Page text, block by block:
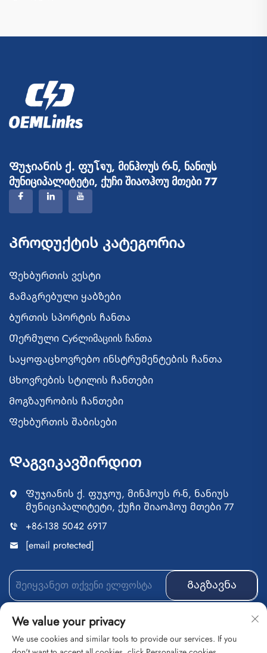
Ფუჯიანის ქ. ფუโจუ, მინჰოუს რ-ნ, ნანიუს
მუნიციპალიტეტი, ქუჩი შიაოჰოუ მთები 77
Პროდუქტის Კატეგორია
Ფეხბურთის ვესტი
Გამაგრებული ყაბზები
Ბურთის სპორტის ჩანთა
Თერმული Субლიმაციის ჩანთა
Საყოფაცხოვრებო ინსტრუმენტების ჩანთა
Ცხოვრების სტილის ჩანთები
Მოგზაურობის ჩანთები
Ფეხბურთის შაბისები
Დაგვიკავშირდით
Ფუჯიანის ქ. ფუჯოუ, მინჰოუს რ-ნ, ნანიუს
მუნიციპალიტეტი, ქუჩი შიაოჰოუ მთები 77
+86-138 5042 6917
[email protected]
Გაგზავნა
Ავტორის უფლებები დაცულია © ფუჯიანის ქ.
We value your privacy
We use cookies and similar tools to provide our services. If you